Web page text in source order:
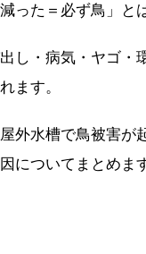
った＝必ず鳥」と
し・病気・ヤゴ・
ます。
外水槽で鳥被害が
についてまとめます